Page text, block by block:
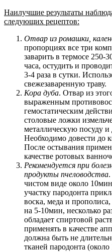
Наилучшие результаты
следующих рецептов:
Отвар из ромашки,
пропорциях все три
заварить в термосе 250-
часа, остудить и
3-4 раза в сутки.
свежезаваренную траву.
Кора дуба. Отвар из
выраженным
гемостатическим
столовые ложки
металлическую посуду
Необходимо довести до
После остывания
качестве ротовых
Рекомендуется при
продукты пчеловодства
чистом виде около
участку пародонта
воска, меда и
на 5-10мин, несколько
обладает спиртовой
применять в качестве
должна быть не
тканей пародонта